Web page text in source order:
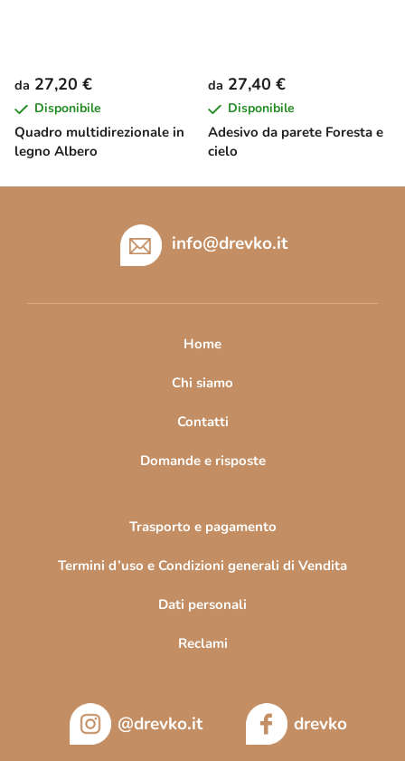
Quadro multidirezionale in
legno Albero
da 27,20 €
Disponibile
Adesivo da parete Foresta e
cielo
da 27,40 €
Disponibile
info@drevko.it
Home
Chi siamo
Contatti
Domande e risposte
Trasporto e pagamento
Termini d’uso e Condizioni generali di Vendita
Dati personali
Reclami
@drevko.it drevko